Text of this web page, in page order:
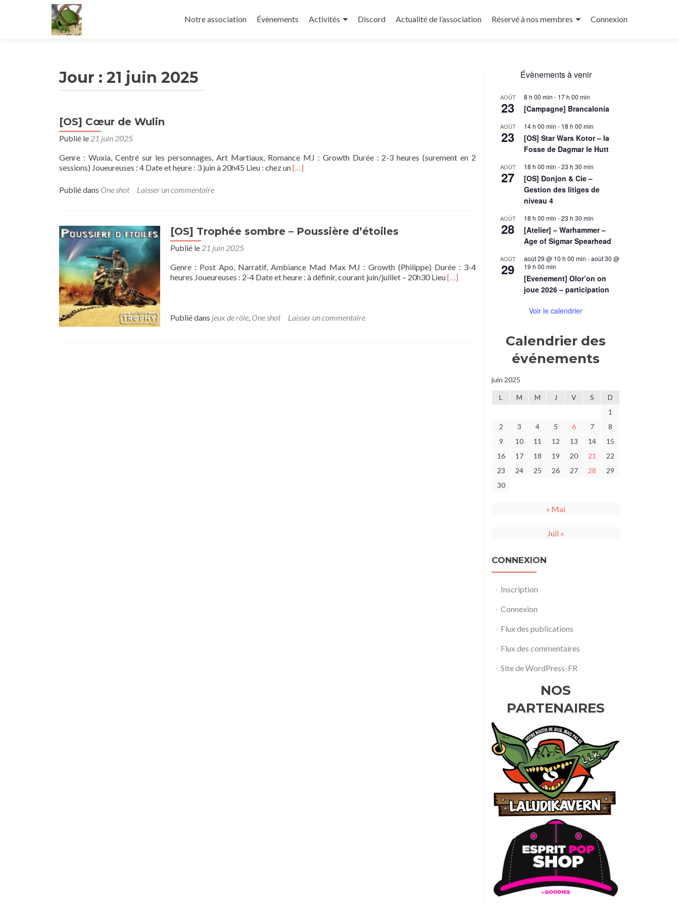
au
Notre association Évènements Activités Discord Actualité de l’association Réservé à nos membres Connexion
Jour : 21 juin 2025
[OS] Cœur de Wulin
Publié le 21 juin 2025
Genre : Wuxia, Centré sur les personnages, Art Martiaux, Romance MJ : Growth Durée : 2-3 heures (surement en 2
sessions) Joueureuses : 4 Date et heure : 3 juin à 20h45 Lieu : chez unEn
Wulin
[…]
Publié dans One shot Laisser un commentaire
[OS] Trophée sombre – Poussière d’étoiles
Publié le 21 juin 2025
Genre : Post Apo, Narratif, Ambiance Mad Max MJ : Growth (Philippe) Durée : 3-4
heures Joueureuses : 2-4 Date et heure : à définir, courant juin/juillet – 20h30 LieuEn
[…]
Publié dans jeux de rôle, One shot Laisser un commentaire
Évènements à venir
AOÛT
23
8 h 00 min - 17 h 00 min
[Campagne] Brancalonia
AOÛT
23
14 h 00 min - 18 h 00 min
[OS] Star Wars Kotor – la
Fosse de Dagmar le Hutt
AOÛT
27
18 h 00 min -23 h 30 min
[OS] Donjon & Cie –
Gestion des litiges de
niveau 4
AOÛT
28
18 h 00 min -23 h 30 min
[Atelier] – Warhammer –
Age of Sigmar Spearhead
AOÛT
29
août 29 @ 10 h 00 min -août 30 @
19 h 00 min
[Evenement] Olor’on on
joue 2026 – participation
Voir le calendrier
Calendrier des
événements
juin 2025
L M M J V S
D
1
2
3 4 5 6 7
8
9
10 11 12 13 14
15
16
17 18 19 20 21
22
23
24 25 26 27 28
29
30
« Mai
Juil »
CONNEXION
Inscription
Connexion
Flux des publications
Flux des commentaires
Site de WordPress-FR
NOS
PARTENAIRES